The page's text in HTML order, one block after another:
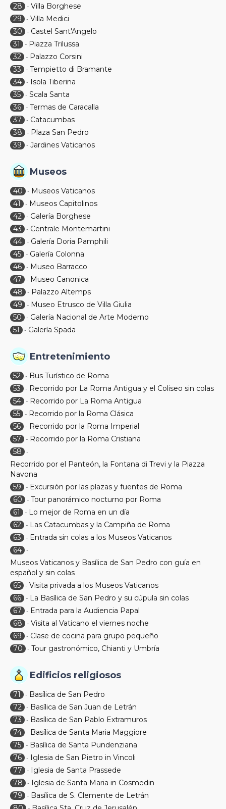
28
- Villa Borghese
29
- Villa Medici
30
- Castel Sant'Angelo
31
- Piazza Trilussa
32 - Palazzo Corsini
33
- Tempietto di Bramante
34 - Isola Tiberina
35 - Scala Santa
36 - Termas de Caracalla
37
- Catacumbas
38
- Plaza San Pedro
39
- Jardines Vaticanos
Museos
40 - Museos Vaticanos
41
- Museos Capitolinos
42 - Galería Borghese
43
- Centrale Montemartini
44 - Galería Doria Pamphili
45 - Galería Colonna
46 - Museo Barracco
47
- Museo Canonica
48
- Palazzo Altemps
49
- Museo Etrusco de Villa Giulia
50
- Galería Nacional de Arte Moderno
51
- Galería Spada
Entretenimiento
52 - Bus Turístico de Roma
53
- Recorrido por La Roma Antigua y el Coliseo sin colas
54 - Recorrido por La Roma Antigua
55 - Recorrido por la Roma Clásica
56 - Recorrido por la Roma Imperial
57
- Recorrido por la Roma Cristiana
58
-
Recorrido por el Panteón, la Fontana di Trevi y la Piazza
Navona
59
- Excursión por las plazas y fuentes de Roma
60
- Tour panorámico nocturno por Roma
61
- Lo mejor de Roma en un día
62 - Las Catacumbas y la Campiña de Roma
63
- Entrada sin colas a los Museos Vaticanos
64 -
Museos Vaticanos y Basílica de San Pedro con guía en
español y sin colas
65 - Visita privada a los Museos Vaticanos
66 - La Basílica de San Pedro y su cúpula sin colas
67
- Entrada para la Audiencia Papal
68
- Visita al Vaticano el viernes noche
69
- Clase de cocina para grupo pequeño
70
- Tour gastronómico, Chianti y Umbría
Edificios religiosos
71 - Basílica de San Pedro
72 - Basílica de San Juan de Letrán
73
- Basílica de San Pablo Extramuros
74 - Basílica de Santa Maria Maggiore
75 - Basílica de Santa Pundenziana
76 - Iglesia de San Pietro in Vincoli
77
- Iglesia de Santa Prassede
78
- Iglesia de Santa Maria in Cosmedin
79
- Basílica de S. Clemente de Letrán